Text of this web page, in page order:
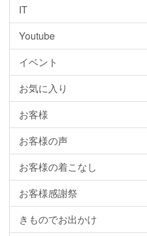
IT
Youtube
イベント
お気に入り
お客様
お客様の声
お客様の着こなし
お客様感謝祭
きものでお出かけ